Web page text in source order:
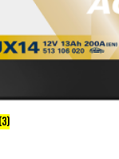
(3)